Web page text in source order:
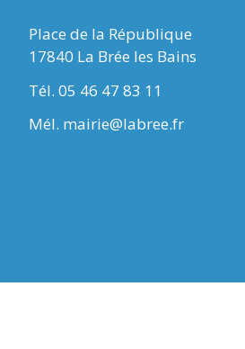
Place de la République
17840 La Brée les Bains
Tél. 05 46 47 83 11
Mél. mairie@labree.fr